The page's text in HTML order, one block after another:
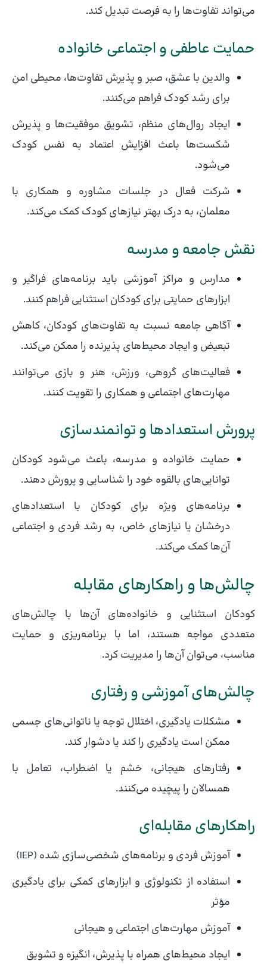
می‌تواند تفاوت‌ها را به فرصت تبدیل کند.
حمایت عاطفی و اجتماعی خانواده
والدین با عشق، صبر و پذیرش تفاوت‌ها، محیطی امن
برای رشد کودک فراهم می‌کنند.
ایجاد روال‌های منظم، تشویق موفقیت‌ها و پذیرش
شکست‌ها باعث افزایش اعتماد به نفس کودک
می‌شود.
شرکت فعال در جلسات مشاوره و همکاری با
معلمان، به درک بهتر نیازهای کودک کمک می‌کند.
نقش جامعه و مدرسه
مدارس و مراکز آموزشی باید برنامه‌های فراگیر و
ابزارهای حمایتی برای کودکان استثنایی فراهم کنند.
آگاهی جامعه نسبت به تفاوت‌های کودکان، کاهش
تبعیض و ایجاد محیط‌های پذیرنده را ممکن می‌کند.
فعالیت‌های گروهی، ورزش، هنر و بازی می‌توانند
مهارت‌های اجتماعی و همکاری را تقویت کنند.
پرورش استعدادها و توانمندسازی
حمایت خانواده و مدرسه، باعث می‌شود کودکان
توانایی‌های بالقوه خود را شناسایی و پرورش دهند.
برنامه‌های ویژه برای کودکان با استعدادهای
درخشان یا نیازهای خاص، به رشد فردی و اجتماعی
آن‌ها کمک می‌کند.
چالش‌ها و راهکارهای مقابله
کودکان استثنایی و خانواده‌های آن‌ها با چالش‌های
متعددی مواجه هستند، اما با برنامه‌ریزی و حمایت
مناسب، می‌توان آن‌ها را مدیریت کرد.
چالش‌های آموزشی و رفتاری
مشکلات یادگیری، اختلال توجه یا ناتوانی‌های جسمی
ممکن است یادگیری را کند یا دشوار کند.
رفتارهای هیجانی، خشم یا اضطراب، تعامل با
همسالان را پیچیده می‌کنند.
راهکارهای مقابله‌ای
آموزش فردی و برنامه‌های شخصی‌سازی شده (IEP)
استفاده از تکنولوژی و ابزارهای کمکی برای یادگیری
مؤثر
آموزش مهارت‌های اجتماعی و هیجانی
ایجاد محیط‌های همراه با پذیرش، انگیزه و تشویق